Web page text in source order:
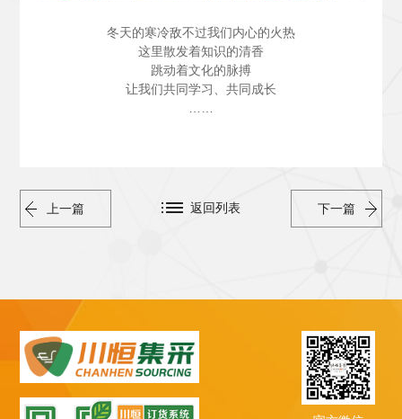
冬天的寒冷敌不过我们内心的火热
这里散发着知识的清香
跳动着文化的脉搏
让我们共同学习、共同成长
上一篇 下一篇
返回列表